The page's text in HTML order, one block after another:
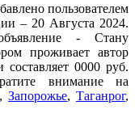
пользователем
– 20 Августа 2024.
- Cтану
проживает автор
0000 руб.
внимание на
,Запорожье,Таганрог,